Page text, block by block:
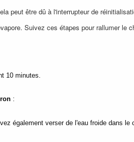
peut être dû à l'interrupteur de
Suivez ces étapes pour rallumer le
10 minutes.
:
également verser de l'eau froide dans le